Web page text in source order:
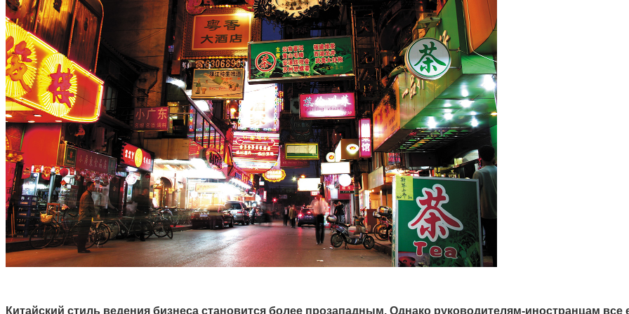
Китайский стиль ведения бизнеса становится более прозападным. Однако руководителям-иностранцам